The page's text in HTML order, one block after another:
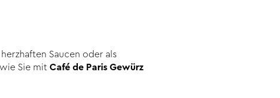
Saucen oder als
Sie mit Café de Paris Gewürz